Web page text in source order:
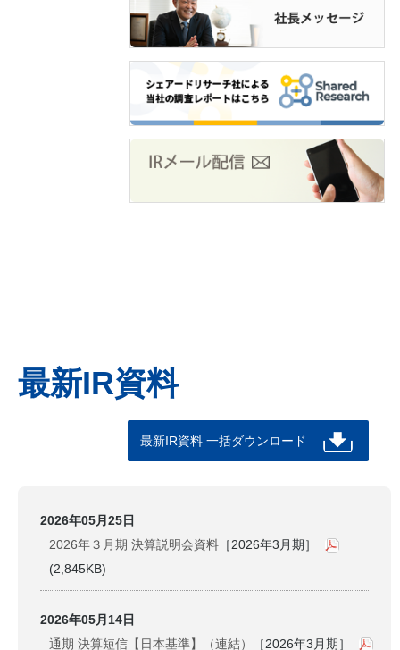
最新IR資料
最新IR資料 一括ダウンロード
2026年05月25日
2026年３月期 決算説明会資料 ［2026年3月期］
(2,845KB)
2026年05月14日
通期 決算短信【日本基準】（連結）
［2026年3月期］